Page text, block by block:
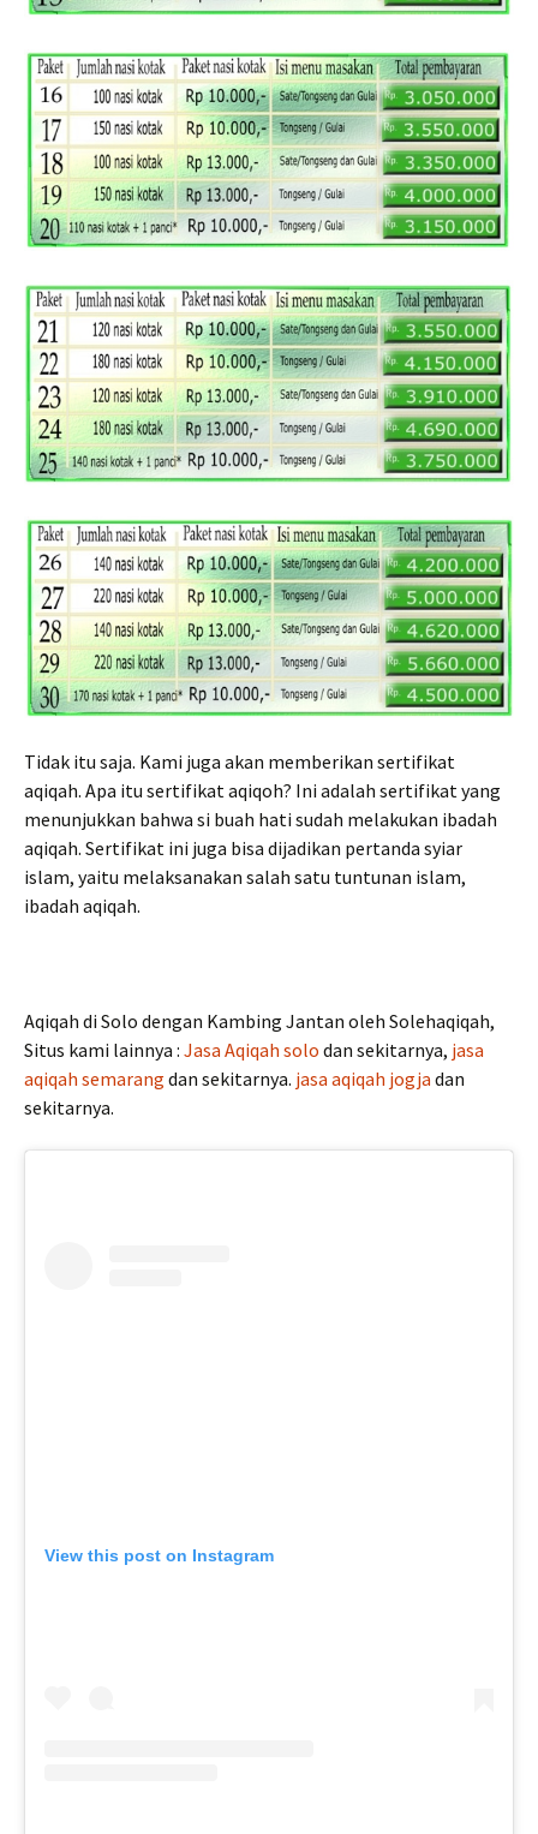
Tidak itu saja. Kami juga akan memberikan sertifikat
aqiqah. Apa itu sertifikat aqiqoh? Ini adalah sertifikat yang
menunjukkan bahwa si buah hati sudah melakukan ibadah
aqiqah. Sertifikat ini juga bisa dijadikan pertanda syiar
islam, yaitu melaksanakan salah satu tuntunan islam,
ibadah aqiqah.
Aqiqah di Solo dengan Kambing Jantan oleh Solehaqiqah,
Situs kami lainnya : Jasa Aqiqah solo dan sekitarnya, jasa
aqiqah semarang dan sekitarnya. jasa aqiqah jogja dan
sekitarnya.
View this post on Instagram